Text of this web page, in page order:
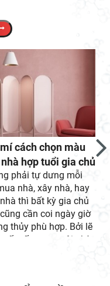
cách chọn màu
hợp tuổi gia chủ
phải tự dưng mỗi
nhà, xây nhà, hay
thì bất kỳ gia chủ
cần coi ngày giờ
thủy phù hợp. Bởi lẽ
yếu tố trong ngôi nhà